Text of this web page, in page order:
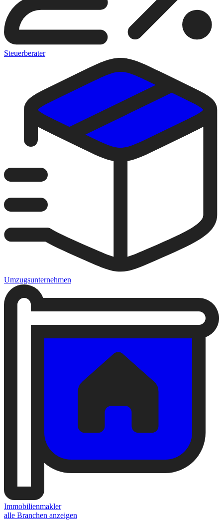
Steuerberater
Umzugsunternehmen
Immobilienmakler
alle Branchen anzeigen